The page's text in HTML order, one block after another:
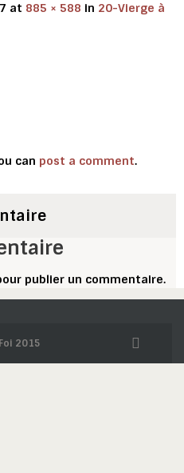
at 885 × 588 in 20-Vierge à
can post a comment.
publier un commentaire.
2015